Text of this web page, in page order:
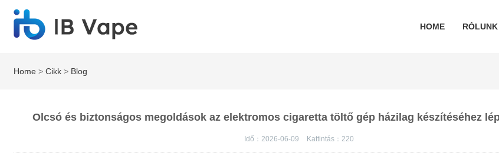
HOME RÓLUNK
Home >Cikk > Blog
Olcsó és biztonságos megoldások az elektromos cigaretta töltő gép házilag készítéséhez
Idő：2026-06-09 Kattintás： 220